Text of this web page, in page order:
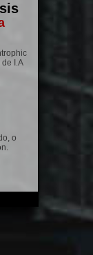
I.A
o